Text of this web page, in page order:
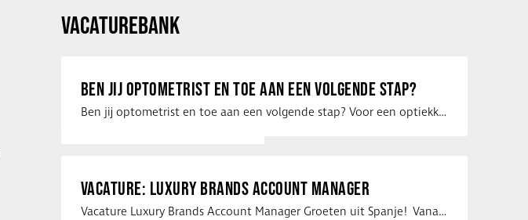
VACATUREBANK
BEN JIJ OPTOMETRIST EN TOE AAN EEN VOLGENDE STAP?
Ben jij optometrist en toe aan een volgende stap? Voor een optiekketen is Eye …
VACATURE: LUXURY BRANDS ACCOUNT MANAGER
Vacature Luxury Brands Account Manager Groeten uit Spanje! Vanaf mijn …